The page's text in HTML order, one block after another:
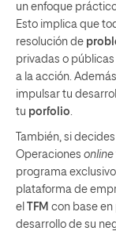
un enfoque
Esto implica que
resolución de
privadas o
a la acción.
impulsar tu
tu porfolio
También, si
Operaciones online
programa
plataforma de
el TFM con base en
desarrollo de su